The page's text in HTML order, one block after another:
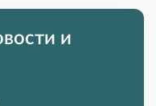
и